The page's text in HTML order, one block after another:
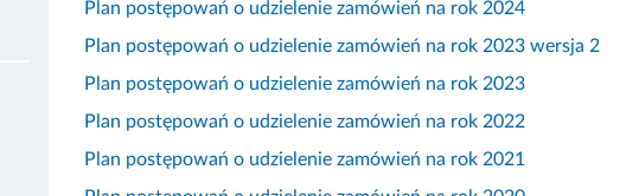
Plan postępowań o udzielenie zamówień na rok 2024
Plan postępowań o udzielenie zamówień na rok 2023 wersja 2
Plan postępowań o udzielenie zamówień na rok 2023
Plan postępowań o udzielenie zamówień na rok 2022
Plan postępowań o udzielenie zamówień na rok 2021